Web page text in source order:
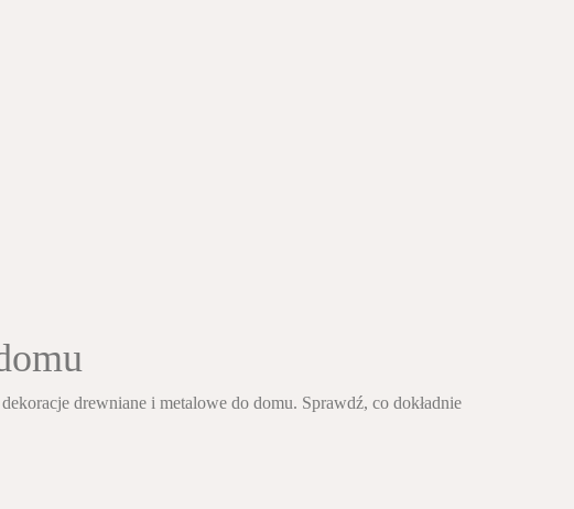
drewniane i metalowe do domu. Sprawdź, co dokładnie